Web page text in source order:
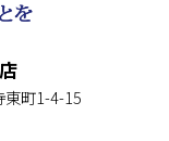
東町1-4-15